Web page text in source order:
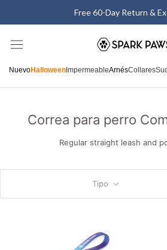
Free 60-Day Return &
NuevoHalloween ImpermeableArnésCollares
Correa para perro
Regular straight leash and
Tipo